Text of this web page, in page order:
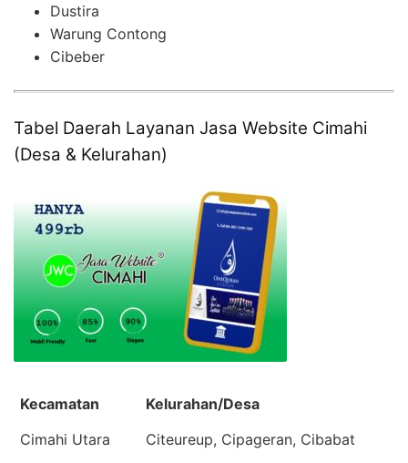
Dustira
Warung Contong
Cibeber
Tabel Daerah Layanan Jasa Website Cimahi
(Desa & Kelurahan)
Kecamatan
Kelurahan/Desa
Cimahi Utara
Citeureup, Cipageran, Cibabat